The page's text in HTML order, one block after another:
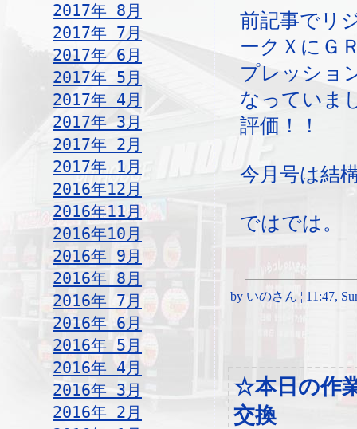
2017年 8月
2017年 7月
2017年 6月
2017年 5月
2017年 4月
2017年 3月
2017年 2月
2017年 1月
2016年12月
2016年11月
2016年10月
2016年 9月
2016年 8月
2016年 7月
2016年 6月
2016年 5月
2016年 4月
2016年 3月
2016年 2月
前記事でリ
ークＸにＧ
プレッショ
なっていま
評価！！
今月号は結
ではでは。
by いのさん ¦ 11:47,
☆本日の作
交換